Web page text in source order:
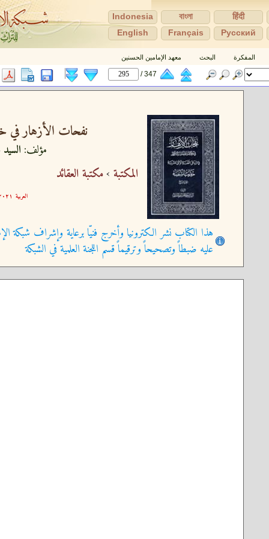
हिंदी
বাংলা
Indonesia
Pусский
Français
English
المفكرة البحث معهد الإمامين الحسنين
347 /
نفحات الأزهار في
مؤلف:
المكتبة ›مكتبة العقائد
العربية ٢٠٢١-٠٩-٢١
هذا الكتاب نشر الكترونيا وأخرج فنيّا برعاية وإشراف شبكة
عليه ضبطاً وتصحيحاً وترقيماً قسم اللجنة العلمية في الشبكة